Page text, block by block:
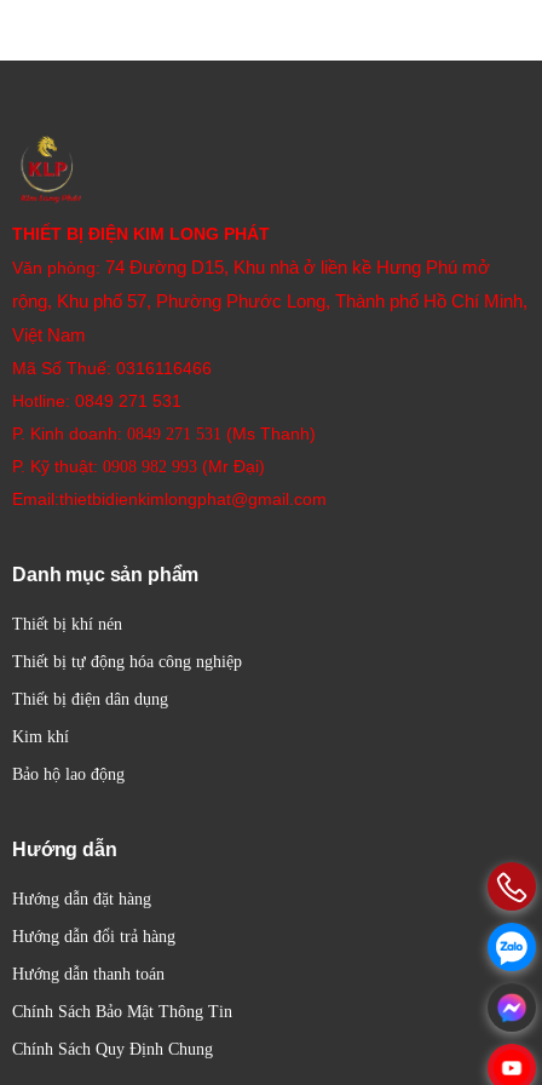
Bảo hành 12 tháng
THIẾT BỊ ĐIỆN KIM LONG PHÁT
Văn phòng: 74 Đường D15, Khu nhà ở liền kề Hưng Phú mở
rộng, Khu phố 57, Phường Phước Long, Thành phố Hồ Chí Minh,
Việt Nam
Mã Số Thuế: 0316116466
Hotline: 0849 271 531
P. Kinh doanh: 0849 271 531 (Ms Thanh)
P. Kỹ thuật: 0908 982 993​ (Mr Đại)
Email:thietbidienkimlongphat@gmail.com
Danh mục sản phẩm
Thiết bị khí nén
Thiết bị tự động hóa công nghiệp
Thiết bị điện dân dụng
Kim khí
Bảo hộ lao động
Hướng dẫn
Hướng dẫn đặt hàng
Hướng dẫn đổi trả hàng
Hướng dẫn thanh toán
Chính Sách Bảo Mật Thông Tin
Chính Sách Quy Định Chung